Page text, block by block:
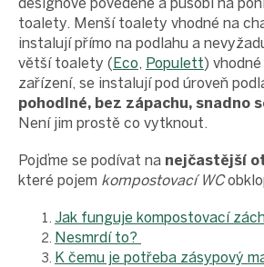
toalety. Menší toalety vhodné na
instalují přímo na podlahu a
větší toalety (Eco, Populett)
zařízení, se instalují pod úroveň
pohodlné, bez zápachu, snadno
Není jim prostě co vytknout.
Pojďme se podívat na nejčastější
které pojem kompostovací WC
Jak funguje kompostovací
Nesmrdí to?
K čemu je potřeba zásypový